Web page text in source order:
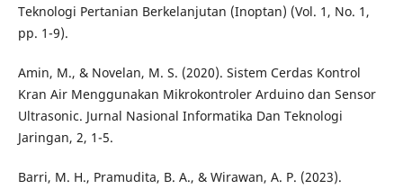
Teknologi Pertanian Berkelanjutan (Inoptan) (Vol. 1, No. 1,
pp. 1-9).
Amin, M., & Novelan, M. S. (2020). Sistem Cerdas Kontrol
Kran Air Menggunakan Mikrokontroler Arduino dan Sensor
Ultrasonic. Jurnal Nasional Informatika Dan Teknologi
Jaringan, 2, 1-5.
Barri, M. H., Pramudita, B. A., & Wirawan, A. P. (2023).